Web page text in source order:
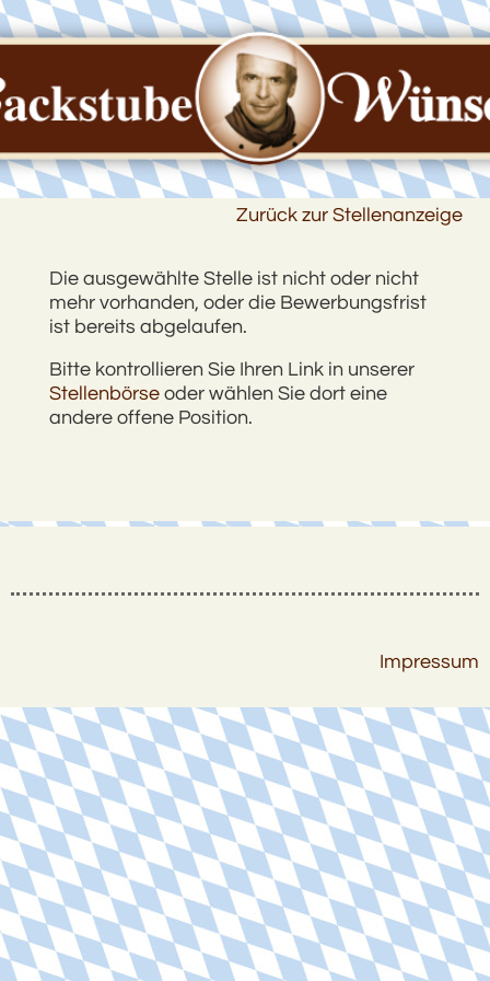
Zurück zur Stellenanzeige
Die ausgewählte Stelle ist nicht oder nicht
mehr vorhanden, oder die Bewerbungsfrist
ist bereits abgelaufen.
Bitte kontrollieren Sie Ihren Link in unserer
Stellenbörse oder wählen Sie dort eine
andere offene Position.
Impressum